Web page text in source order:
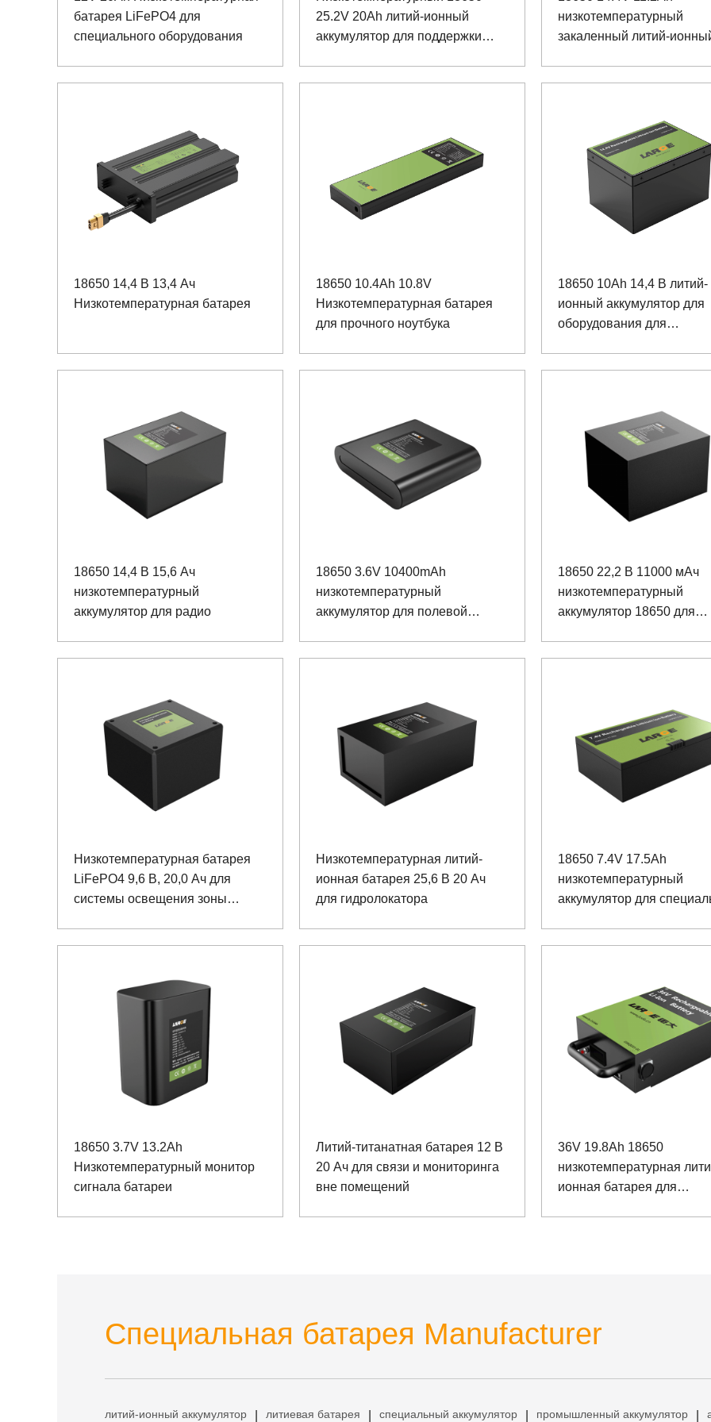
батарея LiFePO4 для
специального оборудования
25.2V 20Ah литий-ионный
аккумулятор для поддержки
низкотемпературный
закаленный литий-
18650 14,4 В 13,4 Ач
Низкотемпературная батарея
18650 10.4Ah 10.8V
Низкотемпературная батарея
для прочного ноутбука
18650 10Ah 14,4 В литий-
ионный аккумулятор для
оборудования для
18650 14,4 В 15,6 Ач
низкотемпературный
аккумулятор для радио
18650 3.6V 10400mAh
низкотемпературный
аккумулятор для полевой
18650 22,2 В 11000 мАч
низкотемпературный
аккумулятор 18650 для
Низкотемпературная батарея
LiFePO4 9,6 В, 20,0 Ач для
системы освещения зоны
Низкотемпературная литий-
ионная батарея 25,6 В 20 Ач
для гидролокатора
18650 7.4V 17.5Ah
низкотемпературный
аккумулятор для
18650 3.7V 13.2Ah
Низкотемпературный монитор
сигнала батареи
Литий-титанатная батарея 12 В
20 Ач для связи и мониторинга
вне помещений
36V 19.8Ah 18650
низкотемпературная
ионная батарея для
Специальная батарея Manufacturer
литий-ионный аккумулятор литиевая батарея специальный аккумулятор промышленный аккумулятор